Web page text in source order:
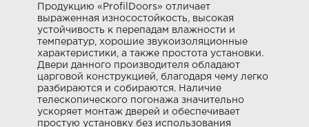
Продукцию «ProfilDoors» отличает
выраженная износостойкость, высокая
устойчивость к перепадам влажности и
температур, хорошие звукоизоляционные
характеристики, а также простота установки.
Двери данного производителя обладают
царговой конструкцией, благодаря чему легко
разбираются и собираются. Наличие
телескопического погонажа значительно
ускоряет монтаж дверей и обеспечивает
простую установку без использования